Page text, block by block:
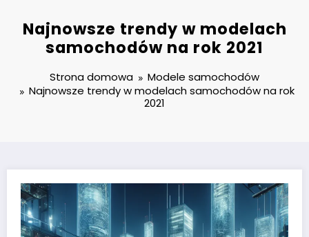
Najnowsze trendy w modelach
samochodów na rok 2021
Strona domowa
Modele samochodów
Najnowsze trendy w modelach samochodów na rok
2021